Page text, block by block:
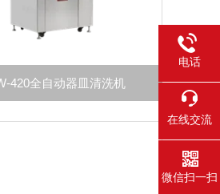
420全自动器皿清洗机
电话
在线交流
微信扫一扫